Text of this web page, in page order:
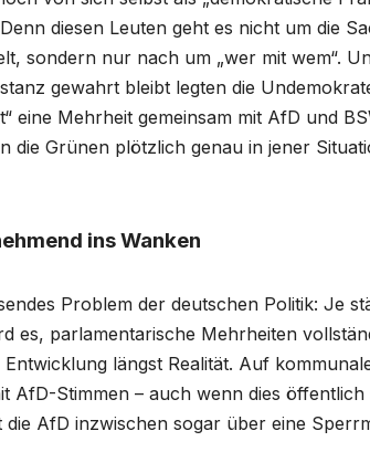
diesen Leuten geht es nicht um die
sondern nur nach um „wer mit wem“.
gewahrt bleibt legten die
eine Mehrheit gemeinsam mit AfD und
die Grünen plötzlich genau in jener
ins Wanken
Problem der deutschen Politik: Je
es, parlamentarische Mehrheiten
Entwicklung längst Realität. Auf
AfD-Stimmen – auch wenn dies
AfD inzwischen sogar über eine